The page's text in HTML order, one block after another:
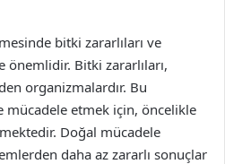
bitki zararlıları ve
önemlidir. Bitki zararlıları,
organizmalardır. Bu
mücadele etmek için, öncelikle
Doğal mücadele
daha az zararlı sonuçlar